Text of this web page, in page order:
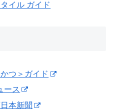
イル ガイド
つ＞ガイド
ース
本新聞